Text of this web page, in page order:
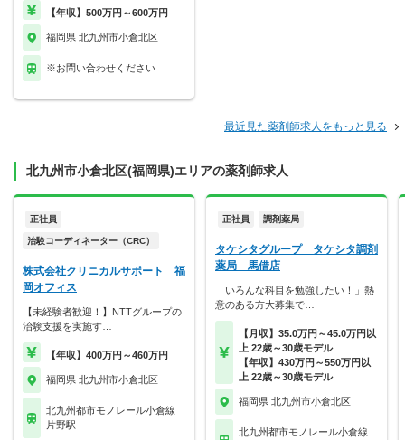
【年収】500万円～600万円
福岡県 北九州市小倉北区
※お問い合わせください
最近見た薬剤師求人をもっと見る
北九州市小倉北区(福岡県)エリアの薬剤師求人
正社員
治験コーディネーター（CRC）
株式会社クリニカルサポート 福
岡オフィス
【未経験者歓迎！】NTTグループの
治験支援を実施す…
【年収】400万円～460万円
福岡県 北九州市小倉北区
北九州都市モノレール小倉線
片野駅
正社員 調剤薬局
タケシタグループ タケシタ調剤
薬局 馬借店
「いろんな科目を勉強したい！」熱
意のある方大募集で…
【月収】35.0万円～45.0万円以
上 22歳～30歳モデル
【年収】430万円～550万円以
上 22歳～30歳モデル
福岡県 北九州市小倉北区
北九州都市モノレール小倉線